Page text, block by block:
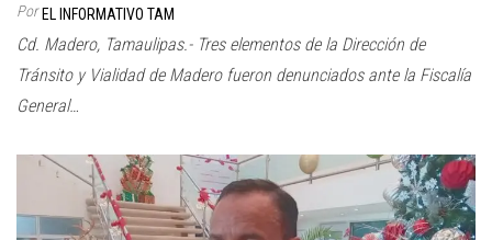
Por EL INFORMATIVO TAM
Cd. Madero, Tamaulipas.- Tres elementos de la Dirección de
Tránsito y Vialidad de Madero fueron denunciados ante la Fiscalía
General…